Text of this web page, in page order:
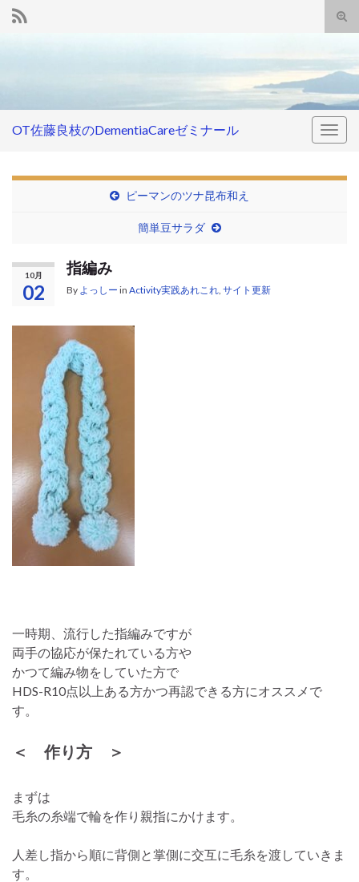
OT佐藤良枝のDementiaCareゼミナール
ピーマンのツナ昆布和え
簡単豆サラダ
10月
02
指編み
By よっしー in Activity実践あれこれ サイト更新
一時期、流行した指編みですが
両手の協応が保たれている方や
かつて編み物をしていた方で
HDS-R10点以上ある方かつ再認できる方にオススメで
す。
＜ 作り方 ＞
まずは
毛糸の糸端で輪を作り親指にかけます。
人差し指から順に背側と掌側に交互に毛糸を渡していきま
す。